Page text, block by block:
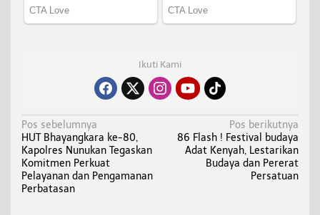
Ikuti Kami
N
a
v
i
g
Pos sebelumnya
HUT Bhayangkara ke-80,
Kapolres Nunukan Tegaskan
Komitmen Perkuat
Pelayanan dan Pengamanan
Perbatasan
Pos berikutnya
86 Flash ! Festival budaya
Adat Kenyah, Lestarikan
Budaya dan Pererat
Persatuan